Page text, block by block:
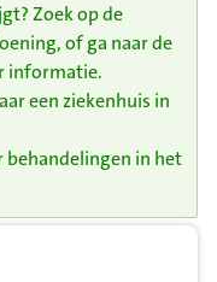
Zoek op de
of ga naar de
informatie.
een ziekenhuis in
behandelingen in het